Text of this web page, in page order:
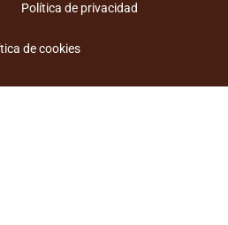
Política de privacidad
de cookies